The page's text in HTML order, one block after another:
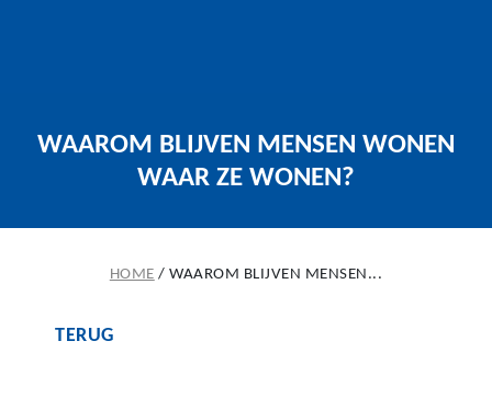
WAAROM BLIJVEN MENSEN WONEN
WAAR ZE WONEN?
HOME /WAAROM BLIJVEN MENSEN...
TERUG